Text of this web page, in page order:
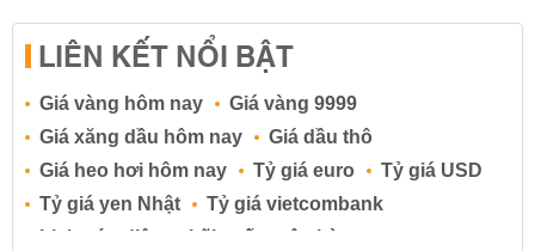
LIÊN KẾT NỔI BẬT
Giá vàng hôm nay
Giá vàng 9999
Giá xăng dầu hôm nay
Giá dầu thô
Giá heo hơi hôm nay
Tỷ giá euro
Tỷ giá USD
Tỷ giá yen Nhật
Tỷ giá vietcombank
Lịch cúp điện
Lãi suất ngân hàng